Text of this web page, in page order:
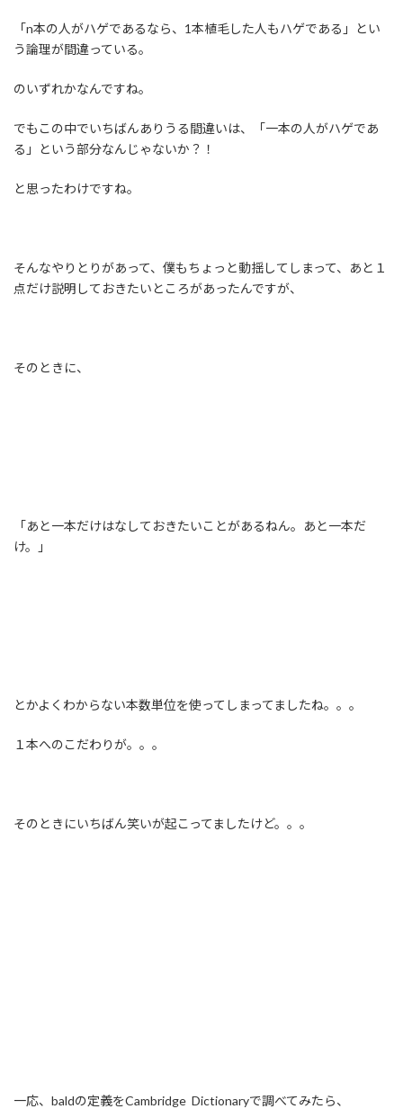
「n本の人がハゲであるなら、1本植毛した人もハゲである」とい
う論理が間違っている。
のいずれかなんですね。
でもこの中でいちばんありうる間違いは、「一本の人がハゲであ
る」という部分なんじゃないか？！
と思ったわけですね。
そんなやりとりがあって、僕もちょっと動揺してしまって、あと１
点だけ説明しておきたいところがあったんですが、
そのときに、
「あと一本だけはなしておきたいことがあるねん。あと一本だ
け。」
とかよくわからない本数単位を使ってしまってましたね。。。
１本へのこだわりが。。。
そのときにいちばん笑いが起こってましたけど。。。
一応、baldの定義をCambridge Dictionaryで調べてみたら、